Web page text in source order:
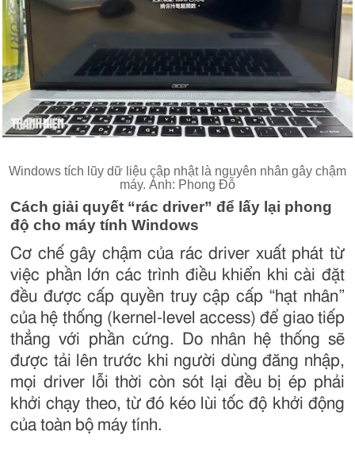
Windows tích lũy dữ liệu cập nhật là nguyên nhân gây chậm
máy. Ảnh: Phong Đỗ
Cách giải quyết “rác driver” để lấy lại phong
độ cho máy tính Windows
Cơ chế gây chậm của rác driver xuất phát từ
việc phần lớn các trình điều khiển khi cài đặt
đều được cấp quyền truy cập cấp “hạt nhân”
của hệ thống (kernel-level access) để giao tiếp
thẳng với phần cứng. Do nhân hệ thống sẽ
được tải lên trước khi người dùng đăng nhập,
mọi driver lỗi thời còn sót lại đều bị ép phải
khởi chạy theo, từ đó kéo lùi tốc độ khởi động
của toàn bộ máy tính.